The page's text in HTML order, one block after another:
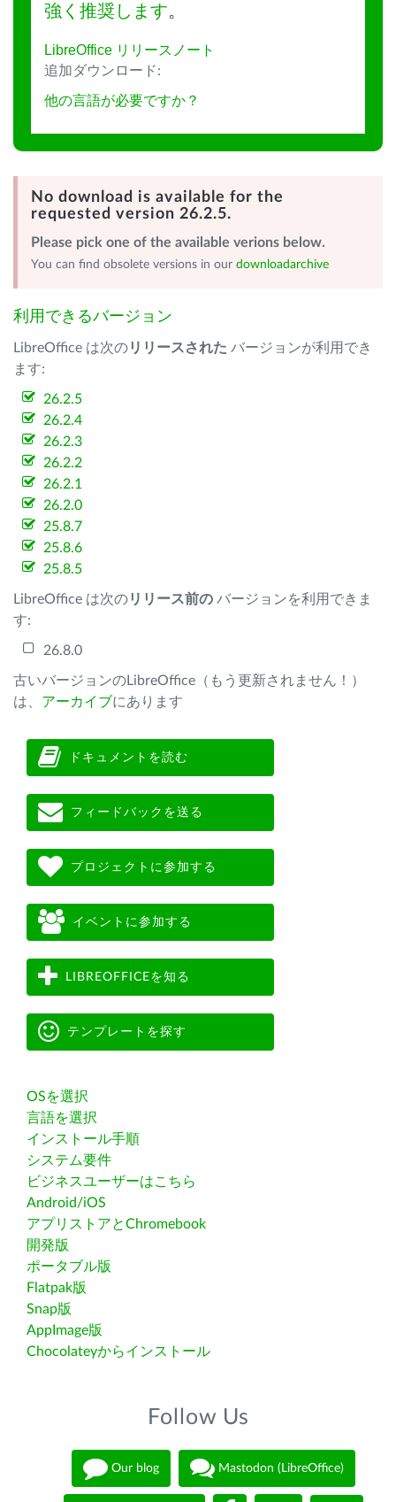
強く推奨します。
LibreOffice リリースノート
追加ダウンロード:
他の言語が必要ですか？
No download is available for the
requested version 26.2.5.
Please pick one of the available verions below.
You can find obsolete versions in our downloadarchive
利用できるバージョン
LibreOffice は次のリリースされた バージョンが利用でき
ます:
26.2.5
26.2.4
26.2.3
26.2.2
26.2.1
26.2.0
25.8.7
25.8.6
25.8.5
LibreOffice は次のリリース前の バージョンを利用できま
す:
26.8.0
古いバージョンのLibreOffice（もう更新されません！）
は、 アーカイブにあります
ドキュメントを読む
フィードバックを送る
プロジェクトに参加する
イベントに参加する
LIBREOFFICEを知る
テンプレートを探す
OSを選択
言語を選択
インストール手順
システム要件
ビジネスユーザーはこちら
Android/iOS
アプリストアとChromebook
開発版
ポータブル版
Flatpak版
Snap版
AppImage版
Chocolateyからインストール
Follow Us
Our blog Mastodon (LibreOffice)